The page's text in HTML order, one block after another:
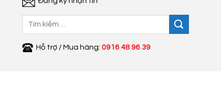
Hỗ trợ / Mua hàng: 0916 48 96 39